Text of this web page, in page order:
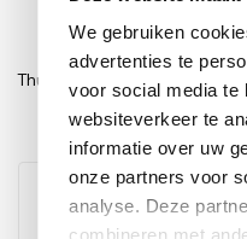
We gebruiken
advertenties te
voor social media te
websiteverkeer te
informatie over uw
onze partners voor
analyse. Deze
combineren met
Werken op feestdagen
Thuiswerken:
Nee
Voor alle andere